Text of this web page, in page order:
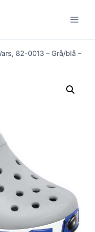
82-0013 – Grå/blå –